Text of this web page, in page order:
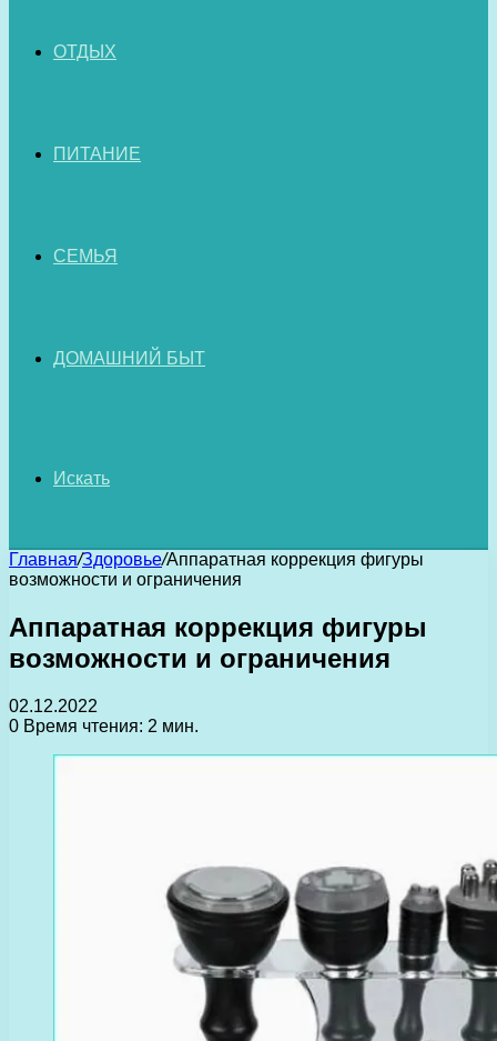
ОТДЫХ
ПИТАНИЕ
СЕМЬЯ
ДОМАШНИЙ БЫТ
Искать
Главная/Здоровье/Аппаратная коррекция фигуры
возможности и ограничения
Аппаратная коррекция фигуры
возможности и ограничения
02.12.2022
0 Время чтения: 2 мин.